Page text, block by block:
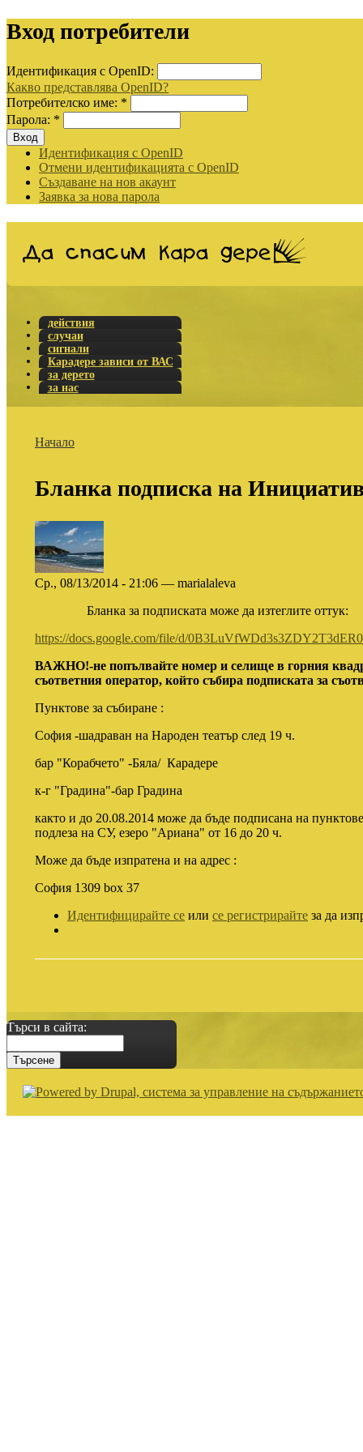
Вход потребители
Идентификация с OpenID:
Какво представлява OpenID?
Потребителско име: *
Парола: *
Идентификация с OpenID
Отмени идентификацията с OpenID
Създаване на нов акаунт
Заявка за нова парола
действия
случаи
сигнали
Карадере зависи от ВАС
за дерето
за нас
Начало
Бланка подписка на
Ср., 08/13/2014 - 21:06 — marialaleva
Бланка за подписката може да изтеглите оттук:
https://docs.google.com/file/d/
ВАЖНО!-не попълвайте номер и селище в горния
съответния оператор, който събира подписката за
Пунктове за събиране :
София -шадраван на Народен театър след 19 ч.
бар "Корабчето" -Бяла/ Карадере
к-г "Градина"-бар Градина
както и до 20.08.2014 може да бъде подписана на
подлеза на СУ, езеро "Ариана" от 16 до 20 ч.
Може да бъде изпратена и на адрес :
София 1309 box 37
Идентифицирайте се или се регистрирайте за да
Търси в сайта: